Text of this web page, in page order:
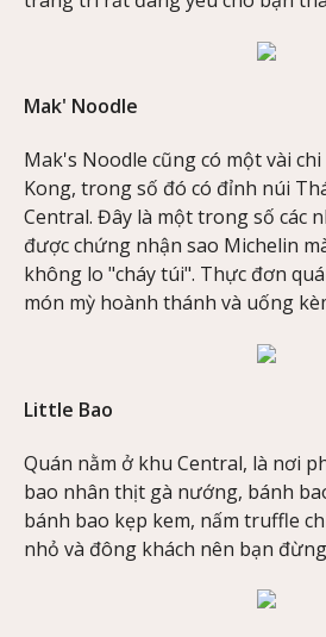
Mak' Noodle
Mak's Noodle cũng có một vài
Kong, trong số đó có đỉnh núi
Central. Đây là một trong số các
được chứng nhận sao Michelin
không lo "cháy túi". Thực đơn
món mỳ hoành thánh và uống
Little Bao
Quán nằm ở khu Central, là nơi
bao nhân thịt gà nướng, bánh
bánh bao kẹp kem, nấm truffle
nhỏ và đông khách nên bạn